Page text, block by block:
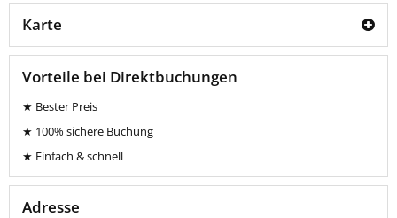
Karte
Vorteile bei Direktbuchungen
★ Bester Preis
★ 100% sichere Buchung
★ Einfach & schnell
Adresse